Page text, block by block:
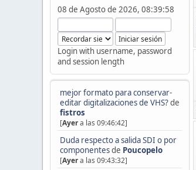
08 de Agosto de 2026, 08:39:58
Login with username, password
and session length
mejor formato para conservar-
editar digitalizaciones de VHS?de
fistros
[Ayera las 09:46:42]
Duda respecto a salida SDI o por
componentesde Poucopelo
[Ayera las 09:43:32]